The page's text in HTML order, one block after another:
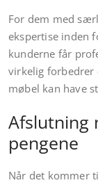
For dem med
ekspertise inden
kunderne får
virkelig forbedrer
møbel kan have
Afslutning
pengene
Når det kommer